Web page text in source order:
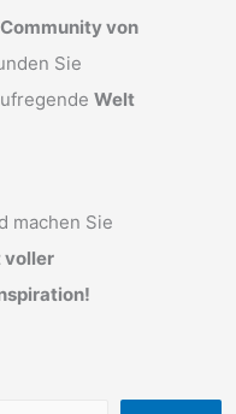
Community von
Sie
Welt
machen Sie
voller